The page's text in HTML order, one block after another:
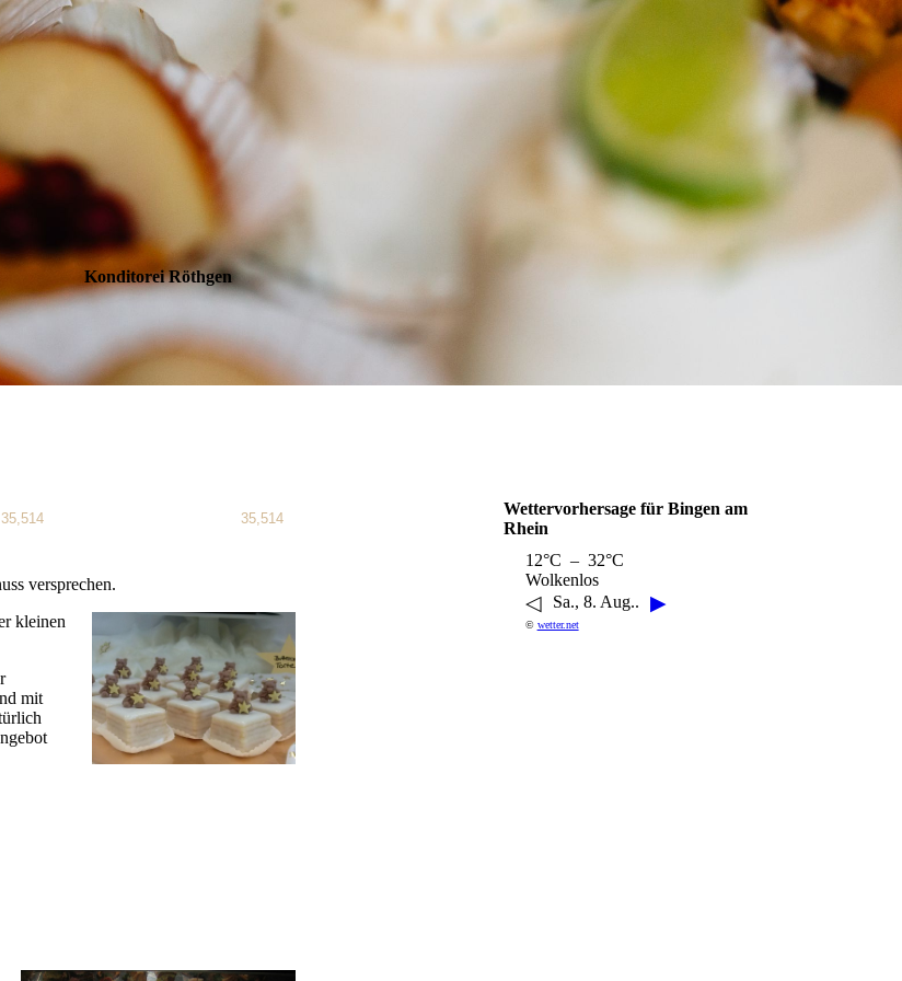
Konditorei Röthgen
35,514 35,514
versprechen.
kleinen
mit
Wettervorhersage für Bingen am
Rhein
12°C – 32°C
Wolkenlos
◁ Sa., 8. Aug.. ▶
© wetter.net